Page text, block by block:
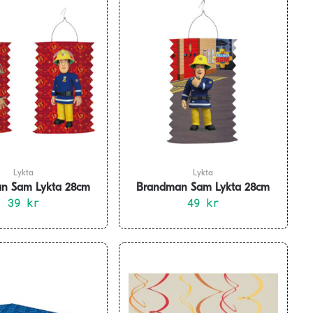
Lykta
Sam Lykta 28cm
39 kr
Lykta
Brandman Sam Lykta 28cm
49 kr